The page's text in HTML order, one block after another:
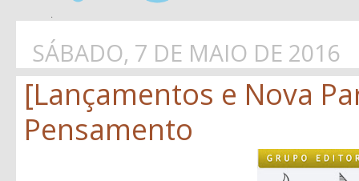
SÁBADO, 7 DE MAIO DE 2016
[Lançamentos e Nova
Pensamento